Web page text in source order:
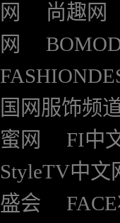
网
尚趣网
网
国网服饰频
蜜网
FI中
StyleTV中文
盛会